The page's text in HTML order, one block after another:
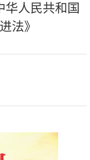
华人民共和国
法》